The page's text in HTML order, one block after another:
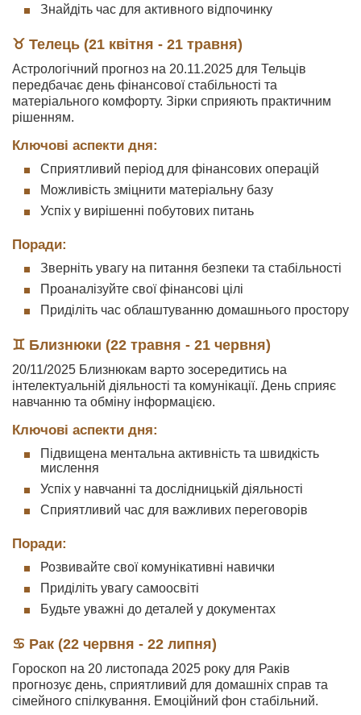
Знайдіть час для активного відпочинку
♉ Телець (21 квітня - 21 травня)
Астрологічний прогноз на 20.11.2025 для Тельців
передбачає день фінансової стабільності та
матеріального комфорту. Зірки сприяють практичним
рішенням.
Ключові аспекти дня:
Сприятливий період для фінансових операцій
Можливість зміцнити матеріальну базу
Успіх у вирішенні побутових питань
Поради:
Зверніть увагу на питання безпеки та стабільності
Проаналізуйте свої фінансові цілі
Приділіть час облаштуванню домашнього простору
♊ Близнюки (22 травня - 21 червня)
20/11/2025 Близнюкам варто зосередитись на
інтелектуальній діяльності та комунікації. День сприяє
навчанню та обміну інформацією.
Ключові аспекти дня:
Підвищена ментальна активність та швидкість
мислення
Успіх у навчанні та дослідницькій діяльності
Сприятливий час для важливих переговорів
Поради:
Розвивайте свої комунікативні навички
Приділіть увагу самоосвіті
Будьте уважні до деталей у документах
♋ Рак (22 червня - 22 липня)
Гороскоп на 20 листопада 2025 року для Раків
прогнозує день, сприятливий для домашніх справ та
сімейного спілкування. Емоційний фон стабільний.